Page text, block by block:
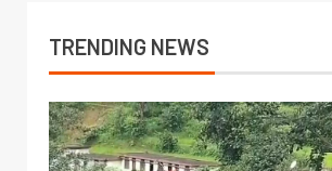
TRENDING NEWS